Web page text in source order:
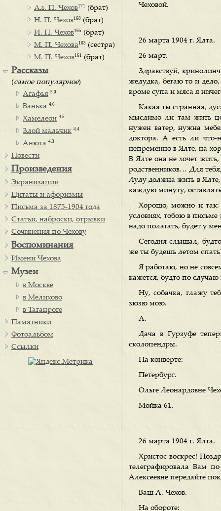
Чеховой.
26 марта 1904 г. Ялта.
26 март.
Здравствуй,
желудка, бегаю то и дело,
кроме супа и мяса я
Какая ты странная,
мыслимо ли там жить
нужен ватер, нужна
доктора. А есть ли
непременно в Ялте, на
В Ялте она не хочет
родственников… Для
Лулу должна жить в Ялте,
каждую минуту,
Хорошо, можно и так:
условиях, тобою в
надо полагать, будет у
Сегодня слышал,
же ты будешь летом
Я работаю, но не
кажется, будто по случаю
Ну, собачка, глажу
зюзю мою.
А.
Дача в Гурзуфе
сколопендры.
На конверте:
Петербург.
Ольге Леонардовне
Мойка 61.
26 марта 1904 г. Ялта.
Христос воскрес!
телеграфировала Вам
Алексеевне передайте
Ваш А. Чехов.
На обороте:
Ал. П. Чехов171 (брат)
Н. П. Чехов168 (брат)
И. П. Чехов165 (брат)
М. П. Чехова 163 (сестра)
М. П. Чехов161 (брат)
Рассказы
(самое популярное)
Агафья 5.0
Ванька 4.6
Хамелеон 4.5
Злой мальчик 4.4
Анюта 4.3
Повести
Произведения
Экранизации
Цитаты и афоризмы
Письма за 1875-1904 года
Статьи, наброски, отрывки
Сочинения по Чехову
Воспоминания
Имени Чехова
Музеи
в Москве
в Мелихово
в Таганроге
Памятники
Фотоальбом
Ссылки